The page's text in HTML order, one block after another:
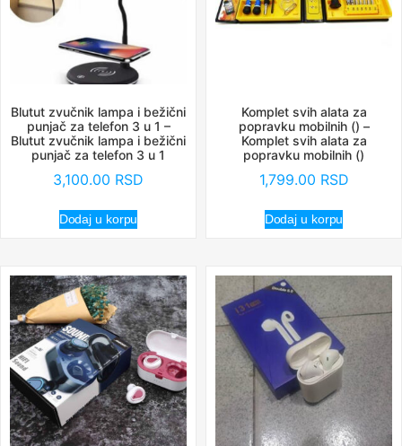
Blutut zvučnik lampa i bežični
punjač za telefon 3 u 1 –
Blutut zvučnik lampa i bežični
punjač za telefon 3 u 1
3,100.00 RSD
Dodaj u korpu
Komplet svih alata za
popravku mobilnih () –
Komplet svih alata za
popravku mobilnih ()
1,799.00 RSD
Dodaj u korpu